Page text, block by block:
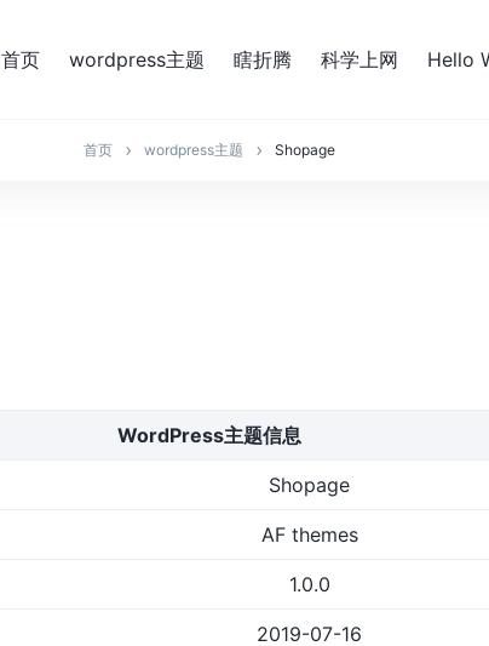
首页 wordpress主题 瞎折腾 科学上网 Hello
首页 wordpress主题 Shopage
WordPress主题信息
Shopage
AF themes
1.0.0
2019-07-16